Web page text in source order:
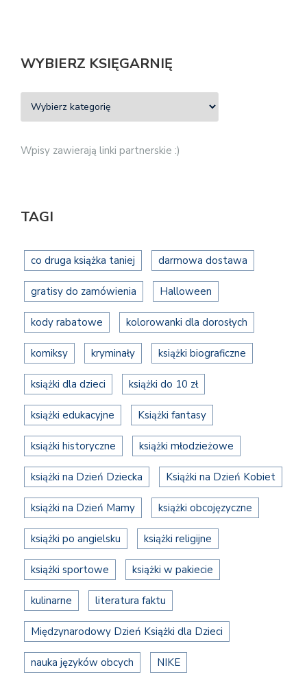
WYBIERZ KSIĘGARNIĘ
Wpisy zawierają linki partnerskie :)
TAGI
co druga książka taniej darmowa dostawa
gratisy do zamówienia Halloween
kody rabatowe kolorowanki dla dorosłych
komiksy kryminały książki biograficzne
książki dla dzieci książki do 10 zł
książki edukacyjne Książki fantasy
książki historyczne książki młodzieżowe
książki na Dzień Dziecka Książki na Dzień Kobiet
książki na Dzień Mamy książki obcojęzyczne
książki po angielsku książki religijne
książki sportowe książki w pakiecie
kulinarne literatura faktu
Międzynarodowy Dzień Książki dla Dzieci
nauka języków obcych NIKE